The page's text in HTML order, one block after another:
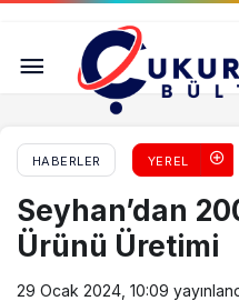
HABERLER YEREL
Seyhan’dan
Ürünü Üretimi
29 Ocak 2024, 10:09
Kızılay’ın Yeni